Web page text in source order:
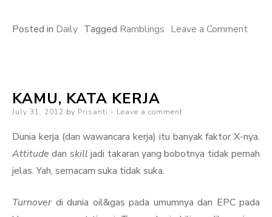
Posted in Daily Tagged Ramblings Leave a Commenton
KAMU, KATA KERJA
Posted
July 31, 2012 by Prisanti Leave a comment
Dunia kerja (dan wawancara kerja) itu banyak faktor X-nya.
Attitude dan skill jadi takaran yang bobotnya tidak pernah
jelas. Yah, semacam suka tidak suka.
Turnover di dunia oil&gas pada umumnya dan EPC pada